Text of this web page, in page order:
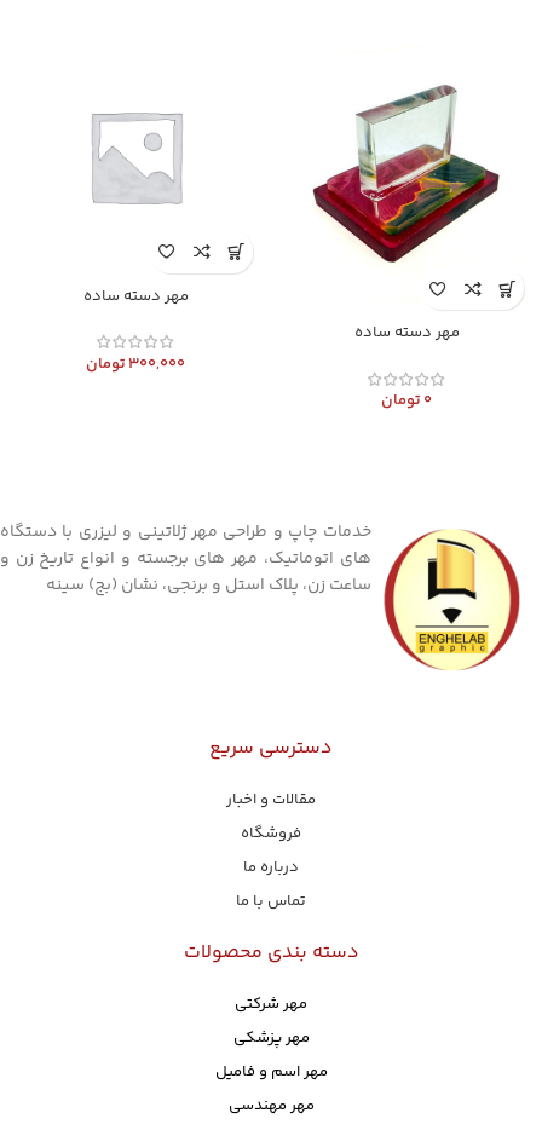
مهر دسته ساده
0 تومان
مهر دسته ساده
300,000تومان
خدمات چاپ و طراحی مهر ژلاتینی و لیزری با دستگاه
های اتوماتیک، مهر های برجسته و انواع تاریخ زن و
ساعت زن، پلاک استل و برنجی، نشان (بج) سینه
دسترسی سریع
مقالات و اخبار
فروشگاه
درباره ما
تماس با ما
دسته بندی محصولات
مهر شرکتی
مهر پزشکی
مهر اسم و فامیل
مهر مهندسی